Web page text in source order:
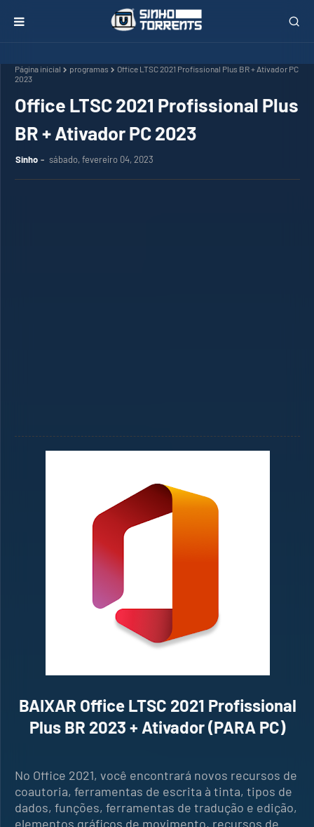
Página inicial programas
Office LTSC 2021 Profissional Plus BR + Ativador PC
2023
Office LTSC 2021 Profissional Plus
BR + Ativador PC 2023
Sinho sábado, fevereiro 04, 2023
BAIXAR Office LTSC 2021 Profissional
Plus BR 2023 + Ativador (PARA PC)
No Office 2021, você encontrará novos recursos de
coautoria, ferramentas de escrita à tinta, tipos de
dados, funções, ferramentas de tradução e edição,
elementos gráficos de movimento, recursos de